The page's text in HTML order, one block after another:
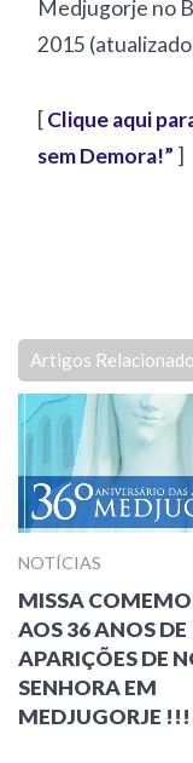
Medjugorje no
2015
[Clique aqui
sem Demora!” ]
Artigos
NOTÍCIAS
MISSA
AOS 36 ANOS DE
APARIÇÕES DE
SENHORA EM
MEDJUGORJE !!!